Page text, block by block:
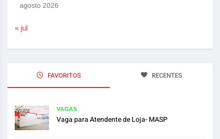
agosto 2026
« jul
FAVORITOS RECENTES
VAGAS
Vaga para Atendente de Loja- MASP